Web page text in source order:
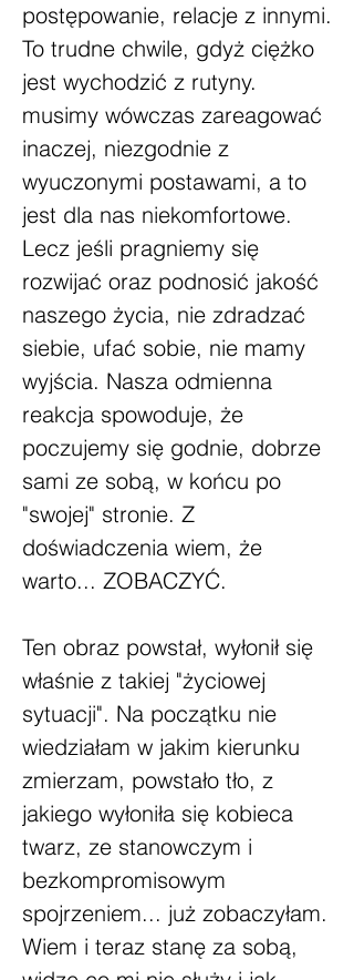
postępowanie, relacje z innymi.
To trudne chwile, gdyż ciężko
jest wychodzić z rutyny.
musimy wówczas zareagować
inaczej, niezgodnie z
wyuczonymi postawami, a to
jest dla nas niekomfortowe.
Lecz jeśli pragniemy się
rozwijać oraz podnosić jakość
naszego życia, nie zdradzać
siebie, ufać sobie, nie mamy
wyjścia. Nasza odmienna
reakcja spowoduje, że
poczujemy się godnie, dobrze
sami ze sobą, w końcu po
"swojej" stronie. Z
doświadczenia wiem, że
warto... ZOBACZYĆ.
Ten obraz powstał, wyłonił się
właśnie z takiej "życiowej
sytuacji". Na początku nie
wiedziałam w jakim kierunku
zmierzam, powstało tło, z
jakiego wyłoniła się kobieca
twarz, ze stanowczym i
bezkompromisowym
spojrzeniem... już zobaczyłam.
Wiem i teraz stanę za sobą,